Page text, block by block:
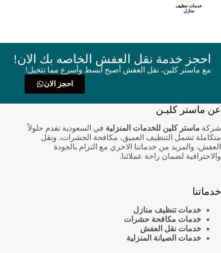
خدمات تنظيف
منازل
احجز خدمة نقل العفش الخاصه بك الان!
مع ماستر كلين، نقل العفش أصبح أبسط وأسرع مما تتخيل!
احجز الان
عن ماستر كليـن
شركة ماستر كلين للخدمات المنزلية في السعودية تقدم حلولاً
متكاملة تشمل التنظيف العميق، مكافحة الحشرات، ونقل
العفش، والمزيد من خدماتنا الاخري مع التزام بالجودة
والاحترافية لضمان راحة عملائنا.
خدماتنا
خدمات تنظيف منازل
خدمات مكافحة حشرات
خدمات نقل العفش
خدمات الصيانة المنزلية